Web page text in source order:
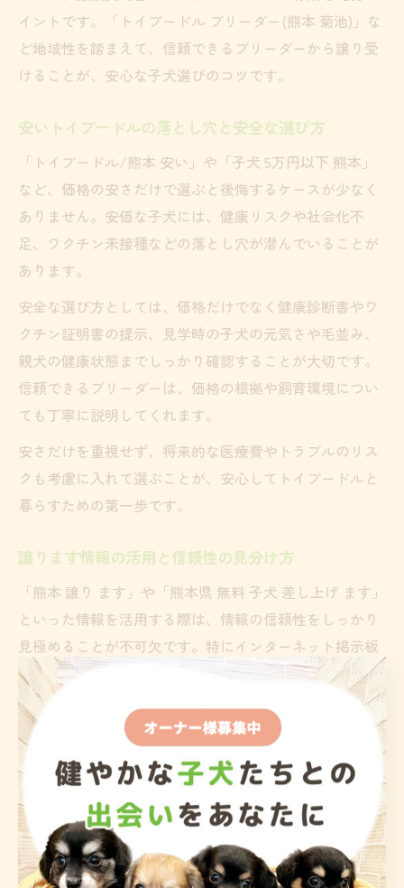
イントです。「トイプードル ブリーダー(熊本 菊池)」な
ど地域性を踏まえて、信頼できるブリーダーから譲り受
けることが、安心な子犬選びのコツです。
安いトイプードルの落とし穴と安全な選び方
「トイプードル/熊本 安い」や「子犬 5万円以下 熊本」
など、価格の安さだけで選ぶと後悔するケースが少なく
ありません。安価な子犬には、健康リスクや社会化不
足、ワクチン未接種などの落とし穴が潜んでいることが
あります。
安全な選び方としては、価格だけでなく健康診断書やワ
クチン証明書の提示、見学時の子犬の元気さや毛並み、
親犬の健康状態までしっかり確認することが大切です。
信頼できるブリーダーは、価格の根拠や飼育環境につい
ても丁寧に説明してくれます。
安さだけを重視せず、将来的な医療費やトラブルのリス
クも考慮に入れて選ぶことが、安心してトイプードルと
暮らすための第一歩です。
譲ります情報の活用と信頼性の見分け方
「熊本 譲り ます」や「熊本県 無料 子犬 差し上げ ます」
といった情報を活用する際は、情報の信頼性をしっかり
見極めることが不可欠です。特にインターネット掲示板
やSNSでの個人間取引は、リスクが高まる傾向がありま
す。
信頼できる譲渡情報かどうかは、発信者のプロフィール
や過去のやり取り、譲渡理由の明確さ、子犬の健康状態
やワクチン歴の提示などで判断できます。見学や事前相
談を受け付けているかも重要なポイントです。
トラブル防止のためにも、契約書の有無やアフターサポ
ート体制を確認し、少しでも不安があれば専門サイトや